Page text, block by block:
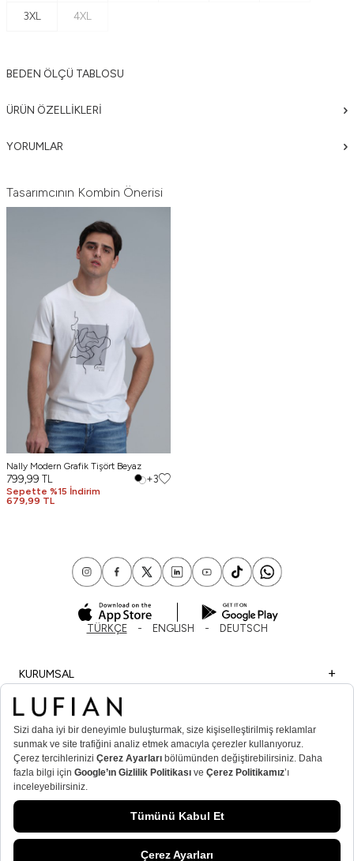
3XL 4XL
BEDEN ÖLÇÜ TABLOSU
ÜRÜN ÖZELLIKLERI
YORUMLAR
Tasarımcının Kombin Önerisi
Nally Modern Grafik Tişört Beyaz
799,99 TL
Sepette %15 İndirim
679,99 TL
+3
TÜRKÇE ENGLISH DEUTSCH
KURUMSAL
ALIŞVERİŞ
ÖNEMLİ BİLGİLER
ÜYE
ERKEK POPÜLER KATEGORİLER
KADIN POPÜLER KATEGORİLER
© Lufian.com 2026 Tüm Hakları Saklıdır